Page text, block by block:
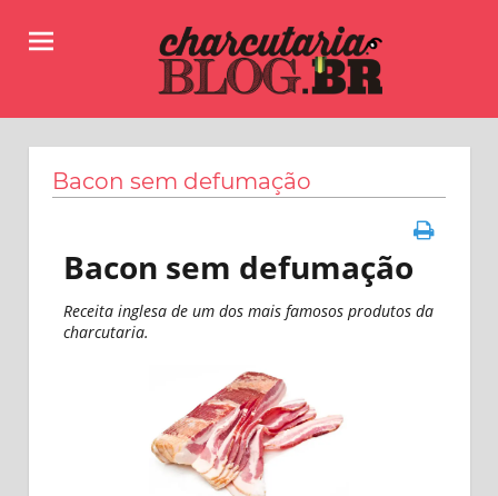
informações
fazer
linguiças,
salames,
copas
Bacon sem defumação
Bacon sem defumação
Receita inglesa de um dos mais famosos produtos da
charcutaria.